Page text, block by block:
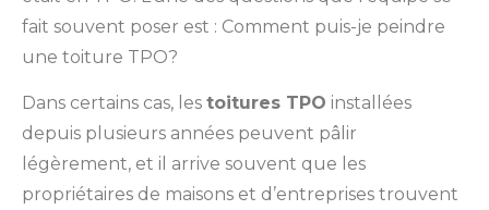
fait souvent poser est : Comment puis-je peindre
une toiture TPO?
Dans certains cas, les toitures TPO installées
depuis plusieurs années peuvent pâlir
légèrement, et il arrive souvent que les
propriétaires de maisons et d’entreprises trouvent